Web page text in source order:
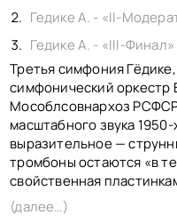
Третья симфония
симфонический оркестр
Мособлсовнархоз
масштабного звука
выразительное —
тромбоны остаются «в
свойственная
(далее…)